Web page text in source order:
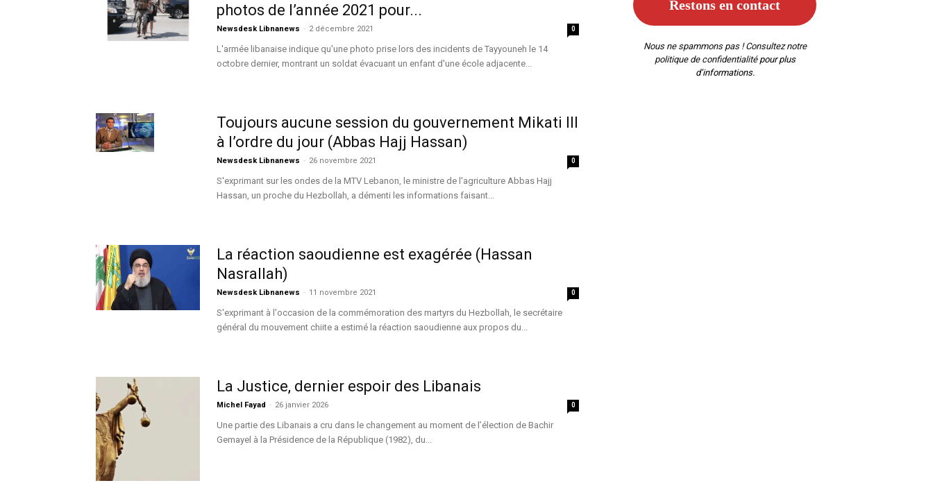
photos de l’année 2021 pour...
Newsdesk Libnanews - 2 décembre 2021 0
L'armée libanaise indique qu'une photo prise lors des incidents de Tayyouneh le 14
octobre dernier, montrant un soldat évacuant un enfant d'une école adjacente...
Toujours aucune session du gouvernement Mikati III
à l’ordre du jour (Abbas Hajj Hassan)
Newsdesk Libnanews - 26 novembre 2021 0
S'exprimant sur les ondes de la MTV Lebanon, le ministre de l'agriculture Abbas Hajj
Hassan, un proche du Hezbollah, a démenti les informations faisant...
La réaction saoudienne est exagérée (Hassan
Nasrallah)
Newsdesk Libnanews - 11 novembre 2021 0
S'exprimant à l'occasion de la commémoration des martyrs du Hezbollah, le secrétaire
général du mouvement chiite a estimé la réaction saoudienne aux propos du...
La Justice, dernier espoir des Libanais
Michel Fayad - 26 janvier 2026 0
Une partie des Libanais a cru dans le changement au moment de l’élection de Bachir
Gemayel à la Présidence de la République (1982), du...
Nous ne spammons pas ! Consultez notre
politique de confidentialitépour plus
d’informations.